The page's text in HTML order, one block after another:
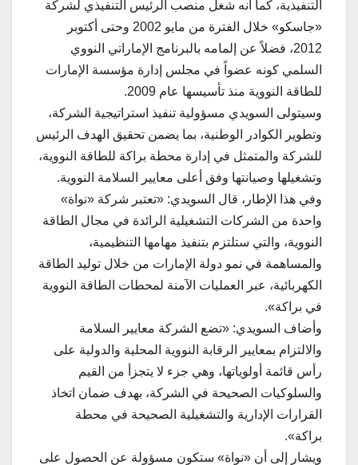
التنفيذية، كما أنه شغل منصب الرئيس التنفيذي لشركة
«جاسكو» خلال الفترة من مايو 2002 وحتى أكتوبر
2012، فضلاً عن إلمامه بالبرنامج الإماراتي النووي
السلمي كونه عضواً في مجلس إدارة مؤسسة الإمارات
للطاقة النووية منذ تأسيسها عام 2009.
وسيتولى السويدي مسؤولية تنفيذ استراتيجية الشركة،
وتطوير الكوادر الوطنية، بما يضمن تحقيق الهدف الرئيس
للشركة والمتمثل في إدارة محطة براكة للطاقة النووية،
وتشغيلها وصيانتها وفق أعلى معايير السلامة النووية.
وفي هذا الإطار، قال السويدي: «تعتبر شركة «نواة»
واحدة من الشركات التشغيلية الرائدة في مجال الطاقة
النووية، والتي ستلتزم بتنفيذ مهامها التنظيمية،
والمساهمة في نمو دولة الإمارات من خلال توليد الطاقة
الكهربائية، عبر العمليات الآمنة لمحطات الطاقة النووية
في براكة».
وأضاف السويدي: «تضع الشركة معايير السلامة
والالتزام بمعايير الرقابة النووية المحلية والدولية على
رأس قائمة أولوياتها، وهي جزء لا يتجزأ من القيم
والسلوكيات الصحيحة في الشركة، بهدف ضمان اتخاذ
القرارات الإدارية والتشغيلية الصحيحة في محطة
براكة».
ويشار إلى أن «نواة» ستكون مسؤولة عن الحصول على